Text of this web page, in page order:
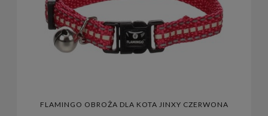
FLAMINGO OBROŻA DLA KOTA JINXY CZERWONA